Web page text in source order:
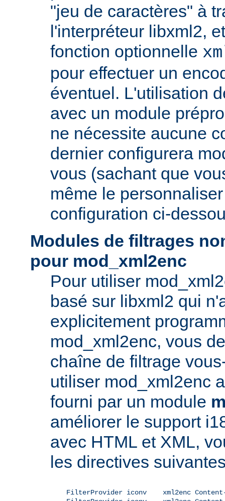
"jeu de caractères" à
l'interpréteur libxml2,
fonction optionnelle
pour effectuer un
éventuel. L'utilisation
avec un module
ne nécessite aucune
dernier configurera
vous (sachant que
même le
configuration ci-
Modules de filtrages
pour mod_xml2enc
Pour utiliser
basé sur libxml2 qui
explicitement
mod_xml2enc, vous
chaîne de filtrage
utiliser mod_xml2enc
fourni par un module
améliorer le support
avec HTML et XML,
les directives
FilterProvider iconv    xml2enc